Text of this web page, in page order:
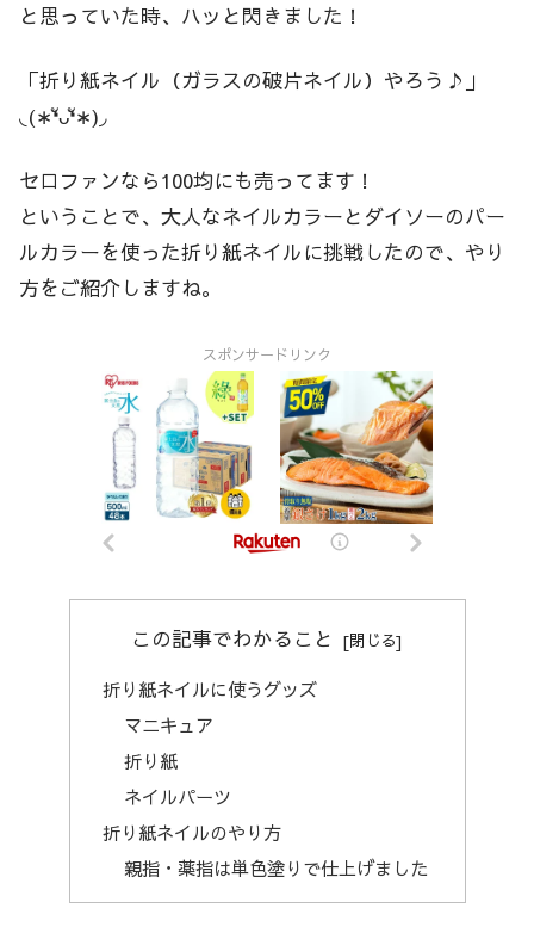
と思っていた時、ハッと閃きました！
「折り紙ネイル（ガラスの破片ネイル）やろう♪」
◟(∗❛ัᴗ❛ั∗)◞
セロファンなら100均にも売ってます！
ということで、大人なネイルカラーとダイソーのパー
ルカラーを使った折り紙ネイルに挑戦したので、やり
方をご紹介しますね。
スポンサードリンク
この記事でわかること
折り紙ネイルに使うグッズ
マニキュア
折り紙
ネイルパーツ
折り紙ネイルのやり方
親指・薬指は単色塗りで仕上げました